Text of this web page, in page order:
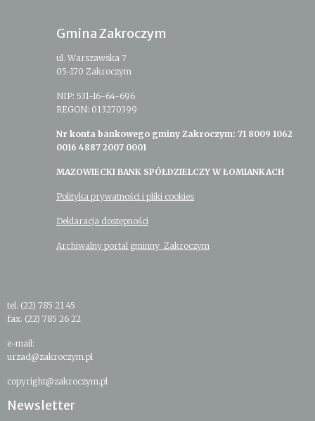
Gmina Zakroczym
ul. Warszawska 7
05-170 Zakroczym
NIP: 531-16-64-696
REGON: 013270399
Nr konta bankowego gminy Zakroczym: 71 8009 1062
0016 4887 2007 0001
MAZOWIECKI BANK SPÓŁDZIELCZY W ŁOMIANKACH
Polityka prywatności i pliki cookies
Deklaracja dostępności
Archiwalny portal gminny Zakroczym
tel. (22) 785 21 45
fax. (22) 785 26 22
e-mail:
urzad@zakroczym.pl
copyright@zakroczym.pl
Newsletter